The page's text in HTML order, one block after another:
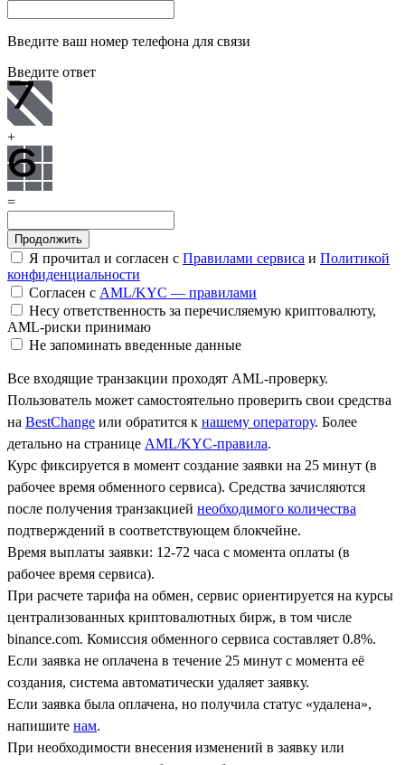
Введите ваш номер телефона для связи
Введите ответ
+
=
Я прочитал и согласен с Правилами сервиса и Политикой
конфиденциальности
Согласен с AML/KYC — правилами
Несу ответственность за перечисляемую криптовалюту,
AML-риски принимаю
Не запоминать введенные данные
Все входящие транзакции проходят AML-проверку.
Пользователь может самостоятельно проверить свои средства
на BestChange или обратится к нашему оператору. Более
детально на странице AML/KYC-правила.
Курс фиксируется в момент создание заявки на 25 минут (в
рабочее время обменного сервиса). Средства зачисляются
после получения транзакцией необходимого количества
подтверждений в соответствующем блокчейне.
Время выплаты заявки: 12-72 часа с момента оплаты (в
рабочее время сервиса).
При расчете тарифа на обмен, сервис ориентируется на курсы
централизованных криптовалютных бирж, в том числе
binance.com. Комиссия обменного сервиса составляет 0.8%.
Если заявка не оплачена в течение 25 минут с момента её
создания, система автоматически удаляет заявку.
Если заявка была оплачена, но получила статус «удалена»,
напишите нам.
При необходимости внесения изменений в заявку или